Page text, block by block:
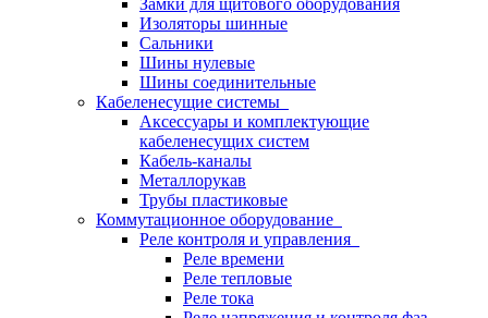
Замки для щитового оборудования
Изоляторы шинные
Сальники
Шины нулевые
Шины соединительные
Кабеленесущие системы
Аксессуары и комплектующие
кабеленесущих систем
Кабель-каналы
Металлорукав
Трубы пластиковые
Коммутационное оборудование
Реле контроля и управления
Реле времени
Реле тепловые
Реле тока